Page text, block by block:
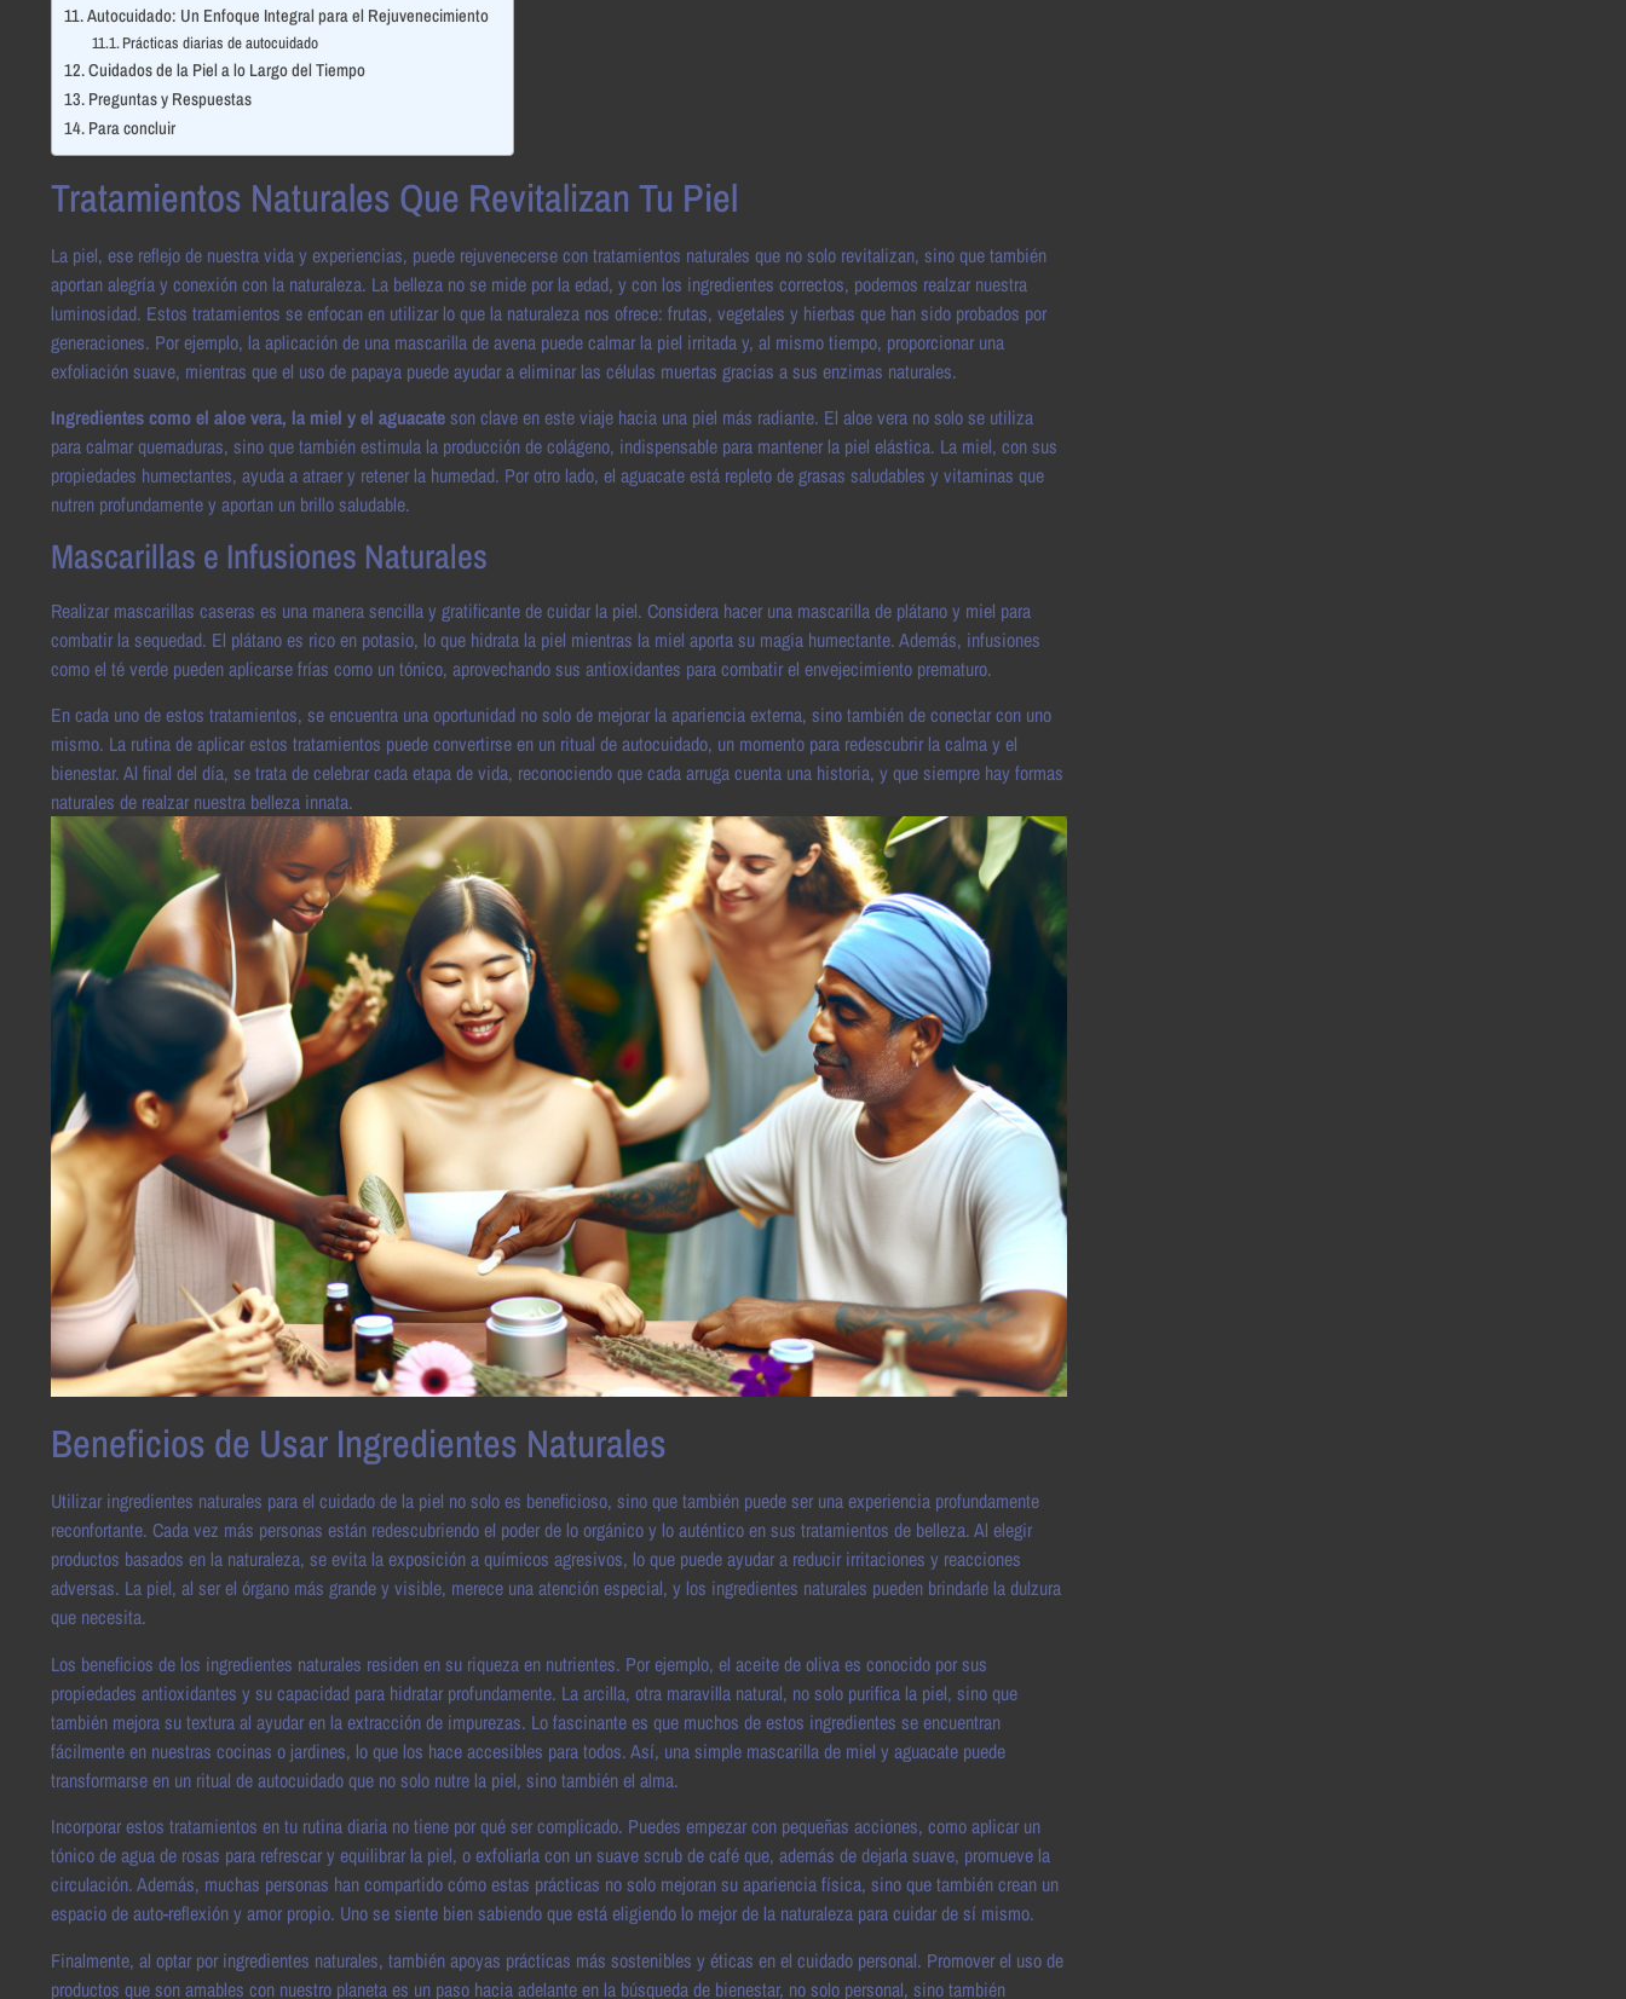
Autocuidado: Un Enfoque Integral para el Rejuvenecimiento
Prácticas diarias de autocuidado
Cuidados de la Piel a lo Largo del Tiempo
Preguntas y Respuestas
Para concluir
Tratamientos Naturales Que Revitalizan Tu Piel
La piel, ese reflejo de nuestra vida y experiencias, puede rejuvenecerse con tratamientos naturales que no solo revitalizan, sino que también
aportan alegría y conexión con la naturaleza. La belleza no se mide por la edad, y con los ingredientes correctos, podemos realzar nuestra
luminosidad. Estos tratamientos se enfocan en utilizar lo que la naturaleza nos ofrece: frutas, vegetales y hierbas que han sido probados por
generaciones. Por ejemplo, la aplicación de una mascarilla de avena puede calmar la piel irritada y, al mismo tiempo, proporcionar una
exfoliación suave, mientras que el uso de papaya puede ayudar a eliminar las células muertas gracias a sus enzimas naturales.
Ingredientes como el aloe vera, la miel y el aguacateson clave en este viaje hacia una piel más radiante. El aloe vera no solo se utiliza
para calmar quemaduras, sino que también estimula la producción de colágeno, indispensable para mantener la piel elástica. La miel, con sus
propiedades humectantes, ayuda a atraer y retener la humedad. Por otro lado, el aguacate está repleto de grasas saludables y vitaminas que
nutren profundamente y aportan un brillo saludable.
Mascarillas e Infusiones Naturales
Realizar mascarillas caseras es una manera sencilla y gratificante de cuidar la piel. Considera hacer una mascarilla de plátano y miel para
combatir la sequedad. El plátano es rico en potasio, lo que hidrata la piel mientras la miel aporta su magia humectante. Además, infusiones
como el té verde pueden aplicarse frías como un tónico, aprovechando sus antioxidantes para combatir el envejecimiento prematuro.
En cada uno de estos tratamientos, se encuentra una oportunidad no solo de mejorar la apariencia externa, sino también de conectar con uno
mismo. La rutina de aplicar estos tratamientos puede convertirse en un ritual de autocuidado, un momento para redescubrir la calma y el
bienestar. Al final del día, se trata de celebrar cada etapa de vida, reconociendo que cada arruga cuenta una historia, y que siempre hay formas
naturales de realzar nuestra belleza innata.
Beneficios de Usar Ingredientes Naturales
Utilizar ingredientes naturales para el cuidado de la piel no solo es beneficioso, sino que también puede ser una experiencia profundamente
reconfortante. Cada vez más personas están redescubriendo el poder de lo orgánico y lo auténtico en sus tratamientos de belleza. Al elegir
productos basados en la naturaleza, se evita la exposición a químicos agresivos, lo que puede ayudar a reducir irritaciones y reacciones
adversas. La piel, al ser el órgano más grande y visible, merece una atención especial, y los ingredientes naturales pueden brindarle la dulzura
que necesita.
Los beneficios de los ingredientes naturales residen en su riqueza en nutrientes. Por ejemplo, el aceite de oliva es conocido por sus
propiedades antioxidantes y su capacidad para hidratar profundamente. La arcilla, otra maravilla natural, no solo purifica la piel, sino que
también mejora su textura al ayudar en la extracción de impurezas. Lo fascinante es que muchos de estos ingredientes se encuentran
fácilmente en nuestras cocinas o jardines, lo que los hace accesibles para todos. Así, una simple mascarilla de miel y aguacate puede
transformarse en un ritual de autocuidado que no solo nutre la piel, sino también el alma.
Incorporar estos tratamientos en tu rutina diaria no tiene por qué ser complicado. Puedes empezar con pequeñas acciones, como aplicar un
tónico de agua de rosas para refrescar y equilibrar la piel, o exfoliarla con un suave scrub de café que, además de dejarla suave, promueve la
circulación. Además, muchas personas han compartido cómo estas prácticas no solo mejoran su apariencia física, sino que también crean un
espacio de auto-reflexión y amor propio. Uno se siente bien sabiendo que está eligiendo lo mejor de la naturaleza para cuidar de sí mismo.
Finalmente, al optar por ingredientes naturales, también apoyas prácticas más sostenibles y éticas en el cuidado personal. Promover el uso de
productos que son amables con nuestro planeta es un paso hacia adelante en la búsqueda de bienestar, no solo personal, sino también